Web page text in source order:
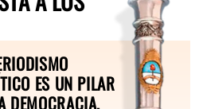
ES UN PILAR
DEMOCRACIA.